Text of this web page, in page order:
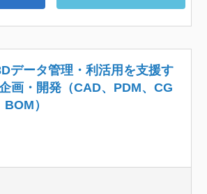
データ管理・利活用を支援す
画・開発（CAD、PDM、CG
）